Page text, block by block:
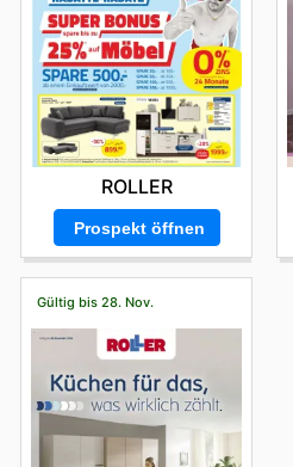
ROLLER
Prospekt öffnen
Gültig bis 28. Nov.